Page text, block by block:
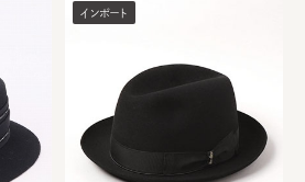
インポート